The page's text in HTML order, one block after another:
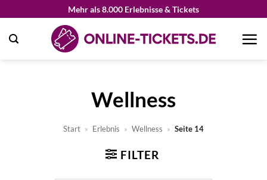
springen
Mehr als 8.000 Erlebnisse & Tickets
Wellness
Start » Erlebnis » Wellness » Seite 14
FILTER